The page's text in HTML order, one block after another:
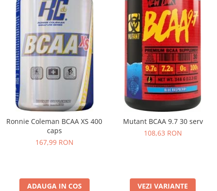
Ronnie Coleman BCAA XS 400
caps
167,99 RON
ADAUGA IN COS
Mutant BCAA 9.7 30 serv
108,63 RON
VEZI VARIANTE